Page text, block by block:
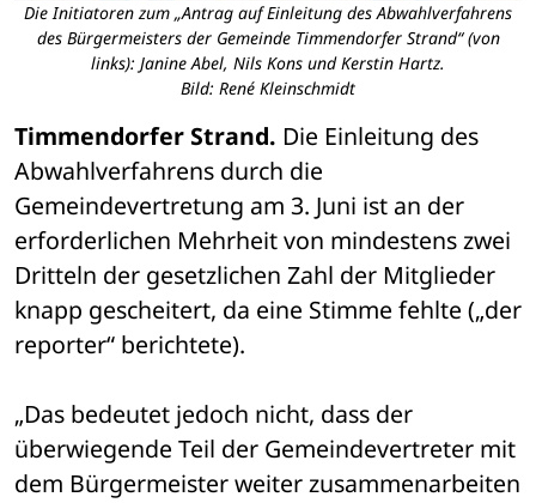
Die Initiatoren zum „Antrag auf Einleitung des Abwahlverfahrens
des Bürgermeisters der Gemeinde Timmendorfer Strand“ (von
links): Janine Abel, Nils Kons und Kerstin Hartz.
Bild: René Kleinschmidt
Timmendorfer Strand. Die Einleitung des
Abwahlverfahrens durch die
Gemeindevertretung am 3. Juni ist an der
erforderlichen Mehrheit von mindestens zwei
Dritteln der gesetzlichen Zahl der Mitglieder
knapp gescheitert, da eine Stimme fehlte („der
reporter“ berichtete).
„Das bedeutet jedoch nicht, dass der
überwiegende Teil der Gemeindevertreter mit
dem Bürgermeister weiter zusammenarbeiten